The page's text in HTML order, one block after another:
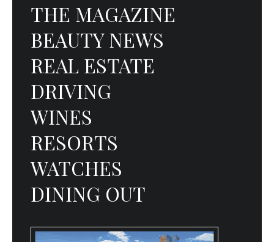
THE MAGAZINE
BEAUTY NEWS
REAL ESTATE
DRIVING
WINES
RESORTS
WATCHES
DINING OUT